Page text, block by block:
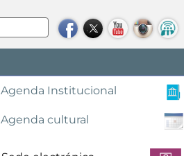
Agenda Institucional
Agenda cultural